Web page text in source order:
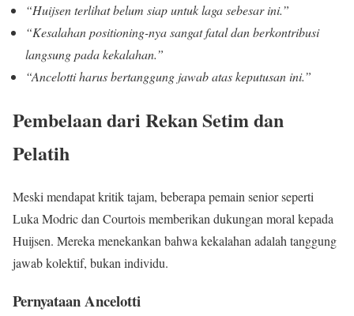
“Huijsen terlihat belum siap untuk laga sebesar ini.”
“Kesalahan positioning-nya sangat fatal dan berkontribusi
langsung pada kekalahan.”
“Ancelotti harus bertanggung jawab atas keputusan ini.”
Pembelaan dari Rekan Setim dan
Pelatih
Meski mendapat kritik tajam, beberapa pemain senior seperti
Luka Modric dan Courtois memberikan dukungan moral kepada
Huijsen. Mereka menekankan bahwa kekalahan adalah tanggung
jawab kolektif, bukan individu.
Pernyataan Ancelotti